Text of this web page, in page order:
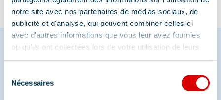
notre site avec nos partenaires de médias sociaux, de
publicité et d'analyse, qui peuvent combiner celles-ci
avec d'autres informations que vous leur avez fournies
ou qu'ils ont collectées lors de votre utilisation de leurs
Nécessaires
Méribel